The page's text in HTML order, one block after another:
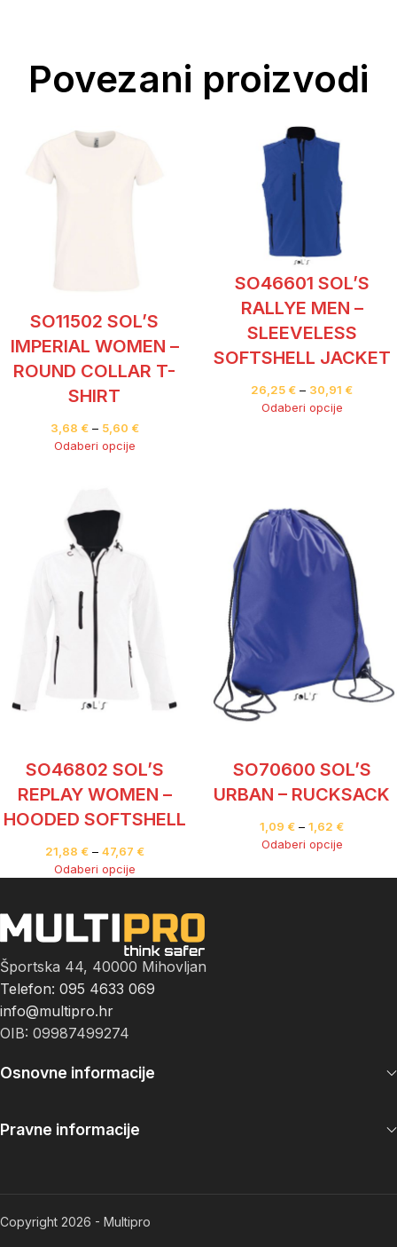
Povezani proizvodi
SO11502 SOL’S
IMPERIAL WOMEN –
ROUND COLLAR T-
SHIRT
3,68 € – 5,60 €
Odaberi opcije
SO46601 SOL’S
RALLYE MEN –
SLEEVELESS
SOFTSHELL JACKET
26,25 € – 30,91 €
Odaberi opcije
SO46802 SOL’S
REPLAY WOMEN –
HOODED SOFTSHELL
21,88 € – 47,67 €
Odaberi opcije
SO70600 SOL’S
URBAN – RUCKSACK
1,09 € – 1,62 €
Odaberi opcije
Športska 44, 40000 Mihovljan
Telefon: 095 4633 069
info@multipro.hr
OIB: 09987499274
Osnovne informacije
Pravne informacije
Copyright 2026 - Multipro